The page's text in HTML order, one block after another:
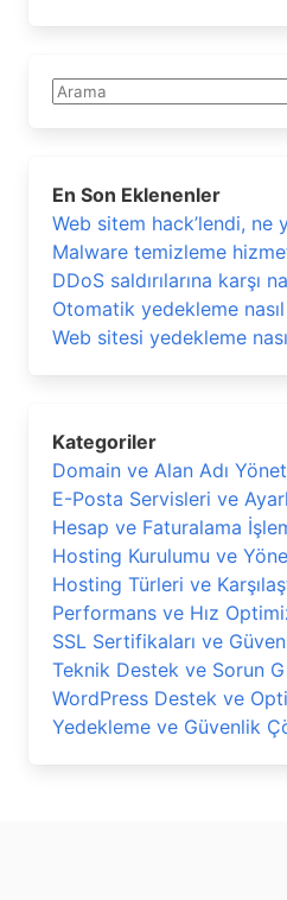
Ara
En Son Eklenenler
Web sitem hack’lendi, ne
Malware temizleme
DDoS saldırılarına karşı
Otomatik yedekleme nasıl
Web sitesi yedekleme
Kategoriler
Domain ve Alan Adı
E-Posta Servisleri ve
Hesap ve Faturalama
Hosting Kurulumu ve
Hosting Türleri ve
Performans ve Hız
SSL Sertifikaları ve
Teknik Destek ve Sorun
WordPress Destek ve
Yedekleme ve Güvenlik